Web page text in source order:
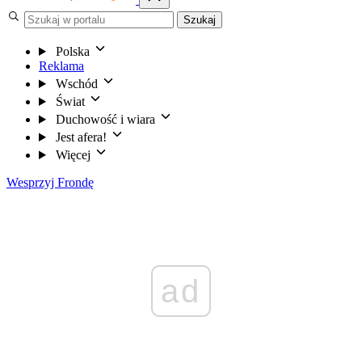
Szukaj
Polska
Reklama
Wschód
Świat
Duchowość i wiara
Jest afera!
Więcej
Wesprzyj Frondę
ad